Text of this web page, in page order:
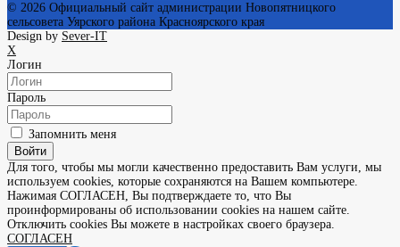
© 2026 Официальный сайт администрации Новопятницкого
сельсовета Уярского района Красноярского края
Design by Sever-IT
X
Логин
Пароль
Запомнить меня
Войти
Для того, чтобы мы могли качественно предоставить Вам услуги, мы
используем cookies, которые сохраняются на Вашем компьютере.
Нажимая СОГЛАСЕН, Вы подтверждаете то, что Вы
проинформированы об использовании cookies на нашем сайте.
Отключить cookies Вы можете в настройках своего браузера.
СОГЛАСЕН